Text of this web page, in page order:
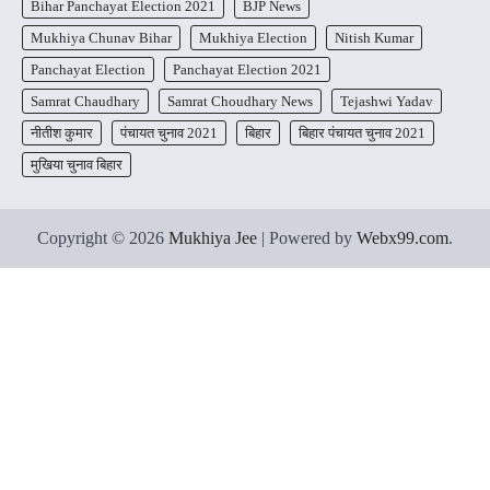
Bihar Panchayat Election 2021
BJP News
Mukhiya Chunav Bihar
Mukhiya Election
Nitish Kumar
Panchayat Election
Panchayat Election 2021
Samrat Chaudhary
Samrat Choudhary News
Tejashwi Yadav
नीतीश कुमार
पंचायत चुनाव 2021 बिहार
बिहार पंचायत चुनाव 2021
मुखिया चुनाव बिहार
Copyright © 2026 Mukhiya Jee | Powered by Webx99.com.